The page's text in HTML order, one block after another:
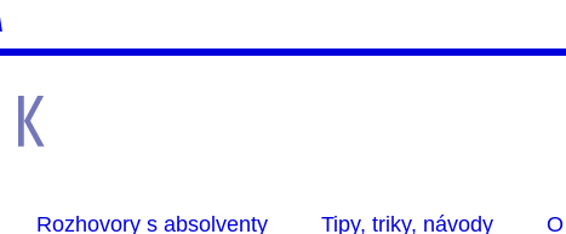
Rozhovory s absolventy Tipy, triky, návody